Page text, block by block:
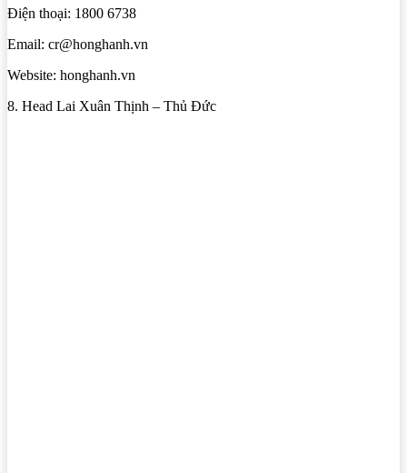
Điện thoại: 1800 6738
Email: cr@honghanh.vn
Website: honghanh.vn
8. Head Lai Xuân Thịnh – Thủ Đức